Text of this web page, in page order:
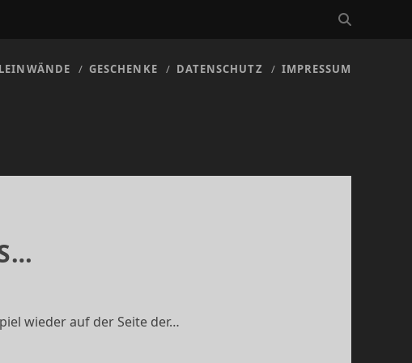
GESCHENKE DATENSCHUTZ IMPRESSUM
wieder auf der Seite der…